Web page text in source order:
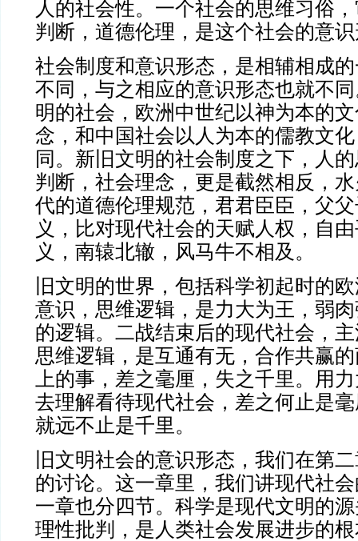
人的社会性。一个社会的思维习俗
判断，道德伦理，是这个社会的意
社会制度和意识形态，是相辅相成
不同，与之相应的意识形态也就不
明的社会，欧洲中世纪以神为本的
念，和中国社会以人为本的儒教文
同。新旧文明的社会制度之下，人
判断，社会理念，更是截然相反，
代的道德伦理规范，君君臣臣，父
义，比对现代社会的天赋人权，自
义，南辕北辙，风马牛不相及。
旧文明的世界，包括科学初起时的
意识，思维逻辑，是力大为王，弱
的逻辑。二战结束后的现代社会，
思维逻辑，是互通有无，合作共赢
上的事，差之毫厘，失之千里。用
去理解看待现代社会，差之何止是
就远不止是千里。
旧文明社会的意识形态，我们在第
的讨论。这一章里，我们讲现代社
一章也分四节。科学是现代文明的
理性批判，是人类社会发展进步的